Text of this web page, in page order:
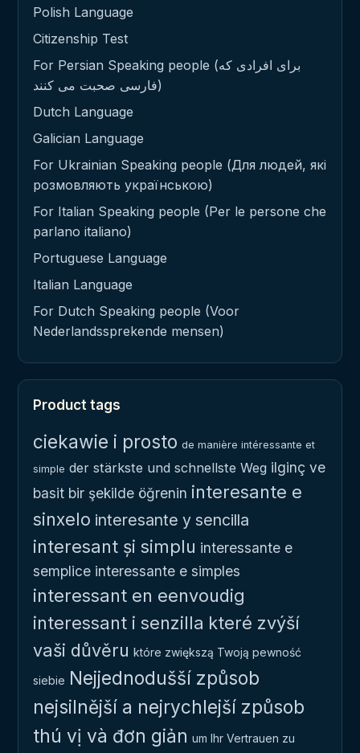
Polish Language
Citizenship Test
For Persian Speaking people (برای افرادی که
فارسی صحبت می کنند)
Dutch Language
Galician Language
For Ukrainian Speaking people (Для людей, які
розмовляють українською)
For Italian Speaking people (Per le persone che
parlano italiano)
Portuguese Language
Italian Language
For Dutch Speaking people (Voor
Nederlandssprekende mensen)
Product tags
ciekawie i prosto de manière intéressante et
simple der stärkste und schnellste Weg ilginç ve
basit bir şekilde öğrenin interesante e
sinxelo interesante y sencilla
interesant și simplu interessante e
semplice interessante e simples
interessant en eenvoudig
interessant i senzilla které zvýší
vaši důvěru które zwiększą Twoją pewność
siebie Nejjednodušší způsob
nejsilnější a nejrychlejší způsob
thú vị và đơn giản um Ihr Vertrauen zu